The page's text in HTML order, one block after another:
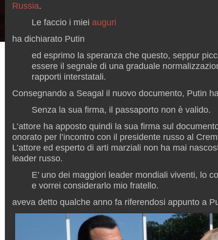
Russia.
Le faccio i miei auguri
ha dichiarato Putin
ed esprimo la speranza che questo, seppur
essere il segnale di una graduale
rapporti interstatali.
Consegnando a Seagal il nuovo documento, Putin
Senza la sua firma, il passaporto non è valido.
L’attore ha apposto quindi la sua firma sul
onorato per l’incontro con il presidente russo al
L’attore ed esperto di arti marziali non ha mai
leader russo.
E’ uno dei maggiori leader mondiali viventi, lo
e vorrei considerarlo mio fratello.
aveva detto qualche anno fa riferendosi appunto a